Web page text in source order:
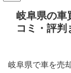
岐阜県の車
コミ・評判
岐阜県で車を売